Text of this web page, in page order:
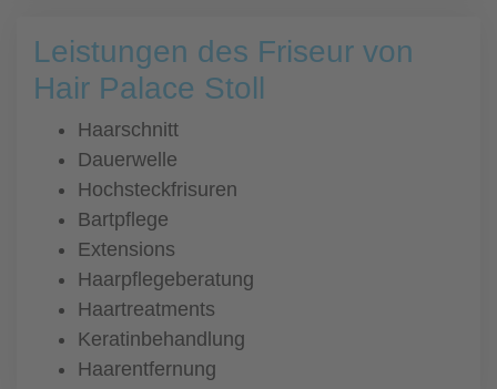
Leistungen des Friseur von
Hair Palace Stoll
Haarschnitt
Dauerwelle
Hochsteckfrisuren
Bartpflege
Extensions
Haarpflegeberatung
Haartreatments
Keratinbehandlung
Haarentfernung